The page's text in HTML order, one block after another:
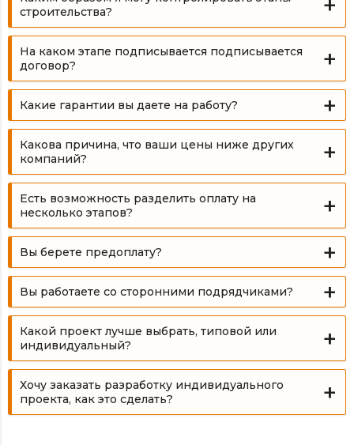
строительства?
На каком этапе подписывается подписывается
договор?
Какие гарантии вы даете на работу?
Какова причина, что ваши цены ниже других
компаний?
Есть возможность разделить оплату на
несколько этапов?
Вы берете предоплату?
Вы работаете со сторонними подрядчиками?
Какой проект лучше выбрать, типовой или
индивидуальный?
Хочу заказать разработку индивидуального
проекта, как это сделать?